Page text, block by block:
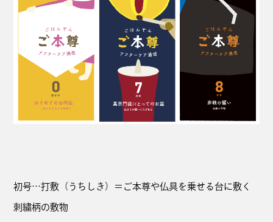
初号…打敷（うちしき）＝ご本尊や仏具を乗せる台に敷く
刺繍柄の敷物